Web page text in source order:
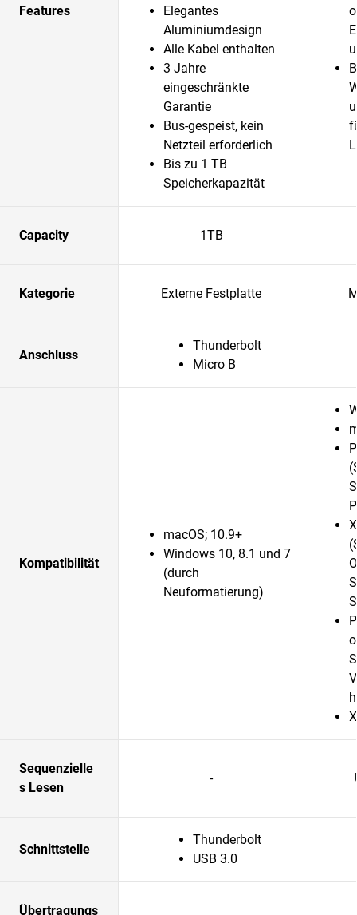
Features
Elegantes
Aluminiumdesign
Alle Kabel enthalten
3 Jahre
eingeschränkte
Garantie
Bus-gespeist, kein
Netzteil erforderlich
Bis zu 1 TB
Speicherkapazität
Capacity 1TB
Kategorie Externe Festplatte
Anschluss
Thunderbolt
Micro B
Kompatibilität
macOS; 10.9+
Windows 10, 8.1 und 7
(durch
Neuformatierung)
Sequenzielle
s Lesen
-
Schnittstelle
Thunderbolt
USB 3.0
Übertragungs